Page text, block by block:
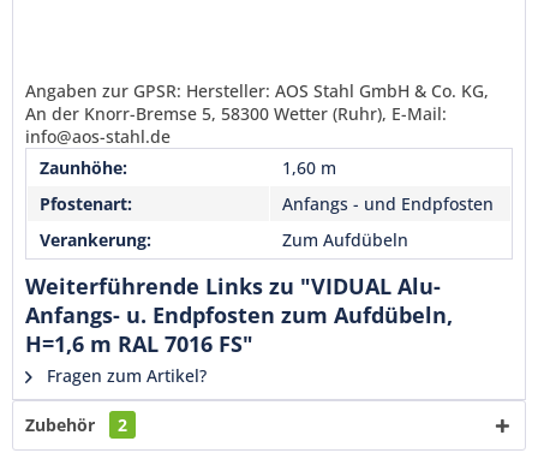
Ich habe dieDatenschutzerklärunggelesen,
verstanden und stimme zu. *
Senden
Angaben zur GPSR: Hersteller: AOS Stahl GmbH & Co. KG,
An der Knorr-Bremse 5, 58300 Wetter (Ruhr), E-Mail:
info@aos-stahl.de
Zaunhöhe:
1,60 m
Pfostenart:
Anfangs - und Endpfosten
Verankerung:
Zum Aufdübeln
Weiterführende Links zu "VIDUAL Alu-
Anfangs- u. Endpfosten zum Aufdübeln,
H=1,6 m RAL 7016 FS"
Fragen zum Artikel?
Zubehör 2